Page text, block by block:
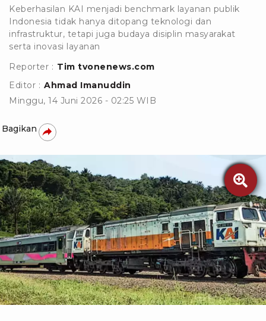
Keberhasilan KAI menjadi benchmark layanan publik
Indonesia tidak hanya ditopang teknologi dan
infrastruktur, tetapi juga budaya disiplin masyarakat
serta inovasi layanan
Reporter : Tim tvonenews.com
Editor : Ahmad Imanuddin
Minggu, 14 Juni 2026 - 02:25 WIB
Bagikan

instagram KAI